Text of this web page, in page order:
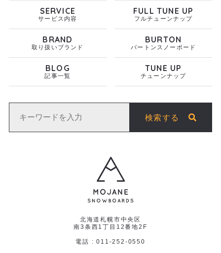
北海道札幌市中央区
南3条西1丁目12番地2F
電話 : 011-252-0550
SERVICE
サービス内容
BRAND
取り扱いブランド
BLOG
記事一覧
FULL TUNE UP
フルチューンナップ
BURTON
バートンスノーボード
TUNE UP
チューンナップ
検索する